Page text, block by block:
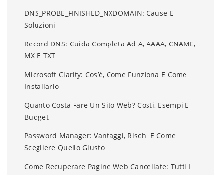
DNS_PROBE_FINISHED_NXDOMAIN: Cause E
Soluzioni
Record DNS: Guida Completa Ad A, AAAA, CNAME,
MX E TXT
Microsoft Clarity: Cos’è, Come Funziona E Come
Installarlo
Quanto Costa Fare Un Sito Web? Costi, Esempi E
Budget
Password Manager: Vantaggi, Rischi E Come
Scegliere Quello Giusto
Come Recuperare Pagine Web Cancellate: Tutti I